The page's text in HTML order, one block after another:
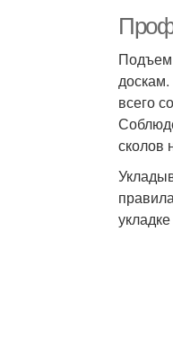
Подъем
всего
сколов